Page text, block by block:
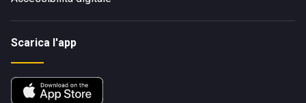
Scarica l'app